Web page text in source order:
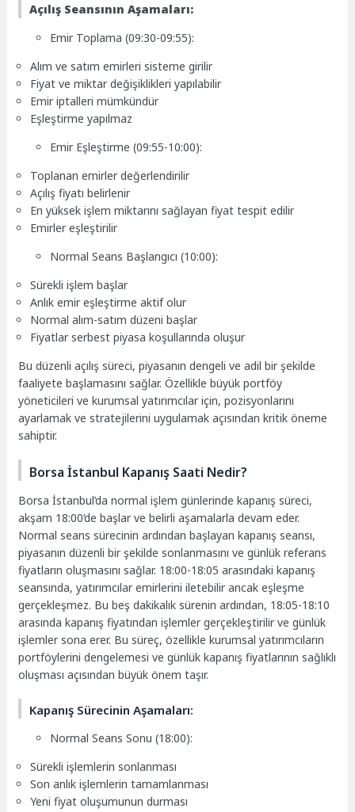
Açılış Seansının Aşamaları:
Emir Toplama (09:30-09:55):
Alım ve satım emirleri sisteme girilir
Fiyat ve miktar değişiklikleri yapılabilir
Emir iptalleri mümkündür
Eşleştirme yapılmaz
Emir Eşleştirme (09:55-10:00):
Toplanan emirler değerlendirilir
Açılış fiyatı belirlenir
En yüksek işlem miktarını sağlayan fiyat tespit edilir
Emirler eşleştirilir
Normal Seans Başlangıcı (10:00):
Sürekli işlem başlar
Anlık emir eşleştirme aktif olur
Normal alım-satım düzeni başlar
Fiyatlar serbest piyasa koşullarında oluşur
Bu düzenli açılış süreci, piyasanın dengeli ve adil bir şekilde
faaliyete başlamasını sağlar. Özellikle büyük portföy
yöneticileri ve kurumsal yatırımcılar için, pozisyonlarını
ayarlamak ve stratejilerini uygulamak açısından kritik öneme
sahiptir.
Borsa İstanbul Kapanış Saati Nedir?
Borsa İstanbul’da normal işlem günlerinde kapanış süreci,
akşam 18:00’de başlar ve belirli aşamalarla devam eder.
Normal seans sürecinin ardından başlayan kapanış seansı,
piyasanın düzenli bir şekilde sonlanmasını ve günlük referans
fiyatların oluşmasını sağlar. 18:00-18:05 arasındaki kapanış
seansında, yatırımcılar emirlerini iletebilir ancak eşleşme
gerçekleşmez. Bu beş dakikalık sürenin ardından, 18:05-18:10
arasında kapanış fiyatından işlemler gerçekleştirilir ve günlük
işlemler sona erer. Bu süreç, özellikle kurumsal yatırımcıların
portföylerini dengelemesi ve günlük kapanış fiyatlarının sağlıklı
oluşması açısından büyük önem taşır.
Kapanış Sürecinin Aşamaları:
Normal Seans Sonu (18:00):
Sürekli işlemlerin sonlanması
Son anlık işlemlerin tamamlanması
Yeni fiyat oluşumunun durması